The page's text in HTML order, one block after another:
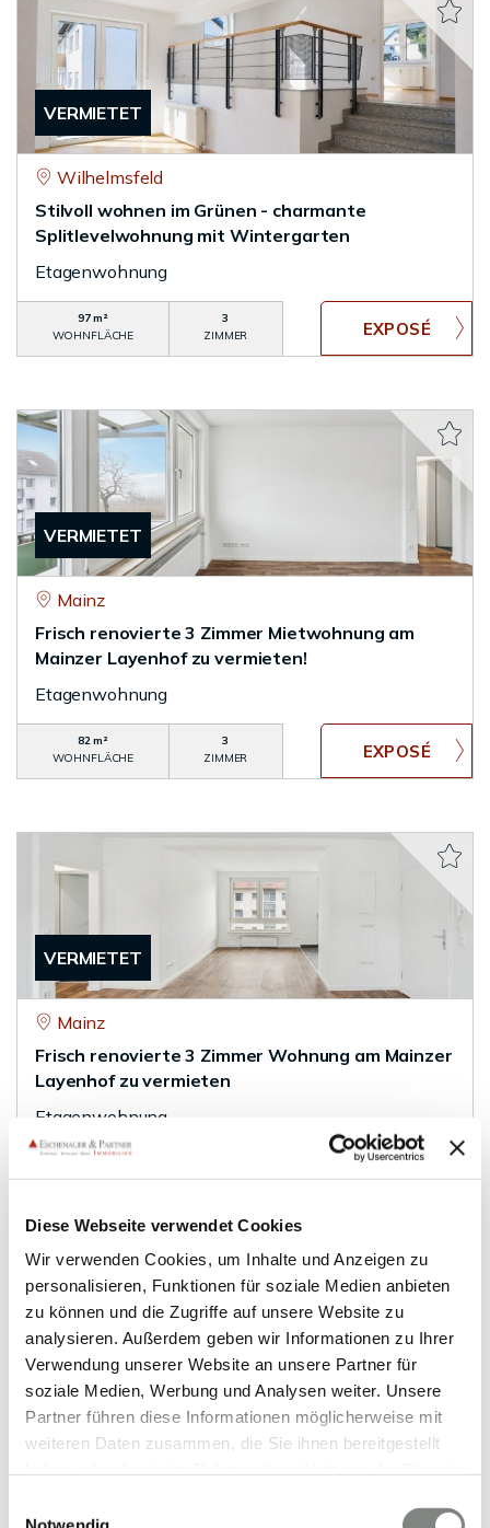
Diese Webseite verwendet Cookies
Wir verwenden Cookies, um Inhalte und Anzeigen zu
personalisieren, Funktionen für soziale Medien anbieten
zu können und die Zugriffe auf unsere Website zu
analysieren. Außerdem geben wir Informationen zu Ihrer
Verwendung unserer Website an unsere Partner für
soziale Medien, Werbung und Analysen weiter. Unsere
Partner führen diese Informationen möglicherweise mit
weiteren Daten zusammen, die Sie ihnen bereitgestellt
Cookies, wenn Sie unsere Webseite weiterhin nutzen.
VERMIETET
Wilhelmsfeld
Stilvoll wohnen im Grünen - charmante
Splitlevelwohnung mit Wintergarten
Etagenwohnung
97 m²
WOHNFLÄCHE
3
ZIMMER
VERMIETET
Mainz
Frisch renovierte 3 Zimmer Mietwohnung am
Mainzer Layenhof zu vermieten!
Etagenwohnung
82 m²
WOHNFLÄCHE
3
ZIMMER
VERMIETET
Mainz
Frisch renovierte 3 Zimmer Wohnung am Mainzer
Layenhof zu vermieten
Etagenwohnung
WOHNFLÄCHE
ZIMMER
VERMIETET
Heidelberg
Barrierefreie und luxuriöse Maisonett-Wohnung